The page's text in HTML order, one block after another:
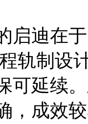
启迪在
轨制设
可延续
，成效